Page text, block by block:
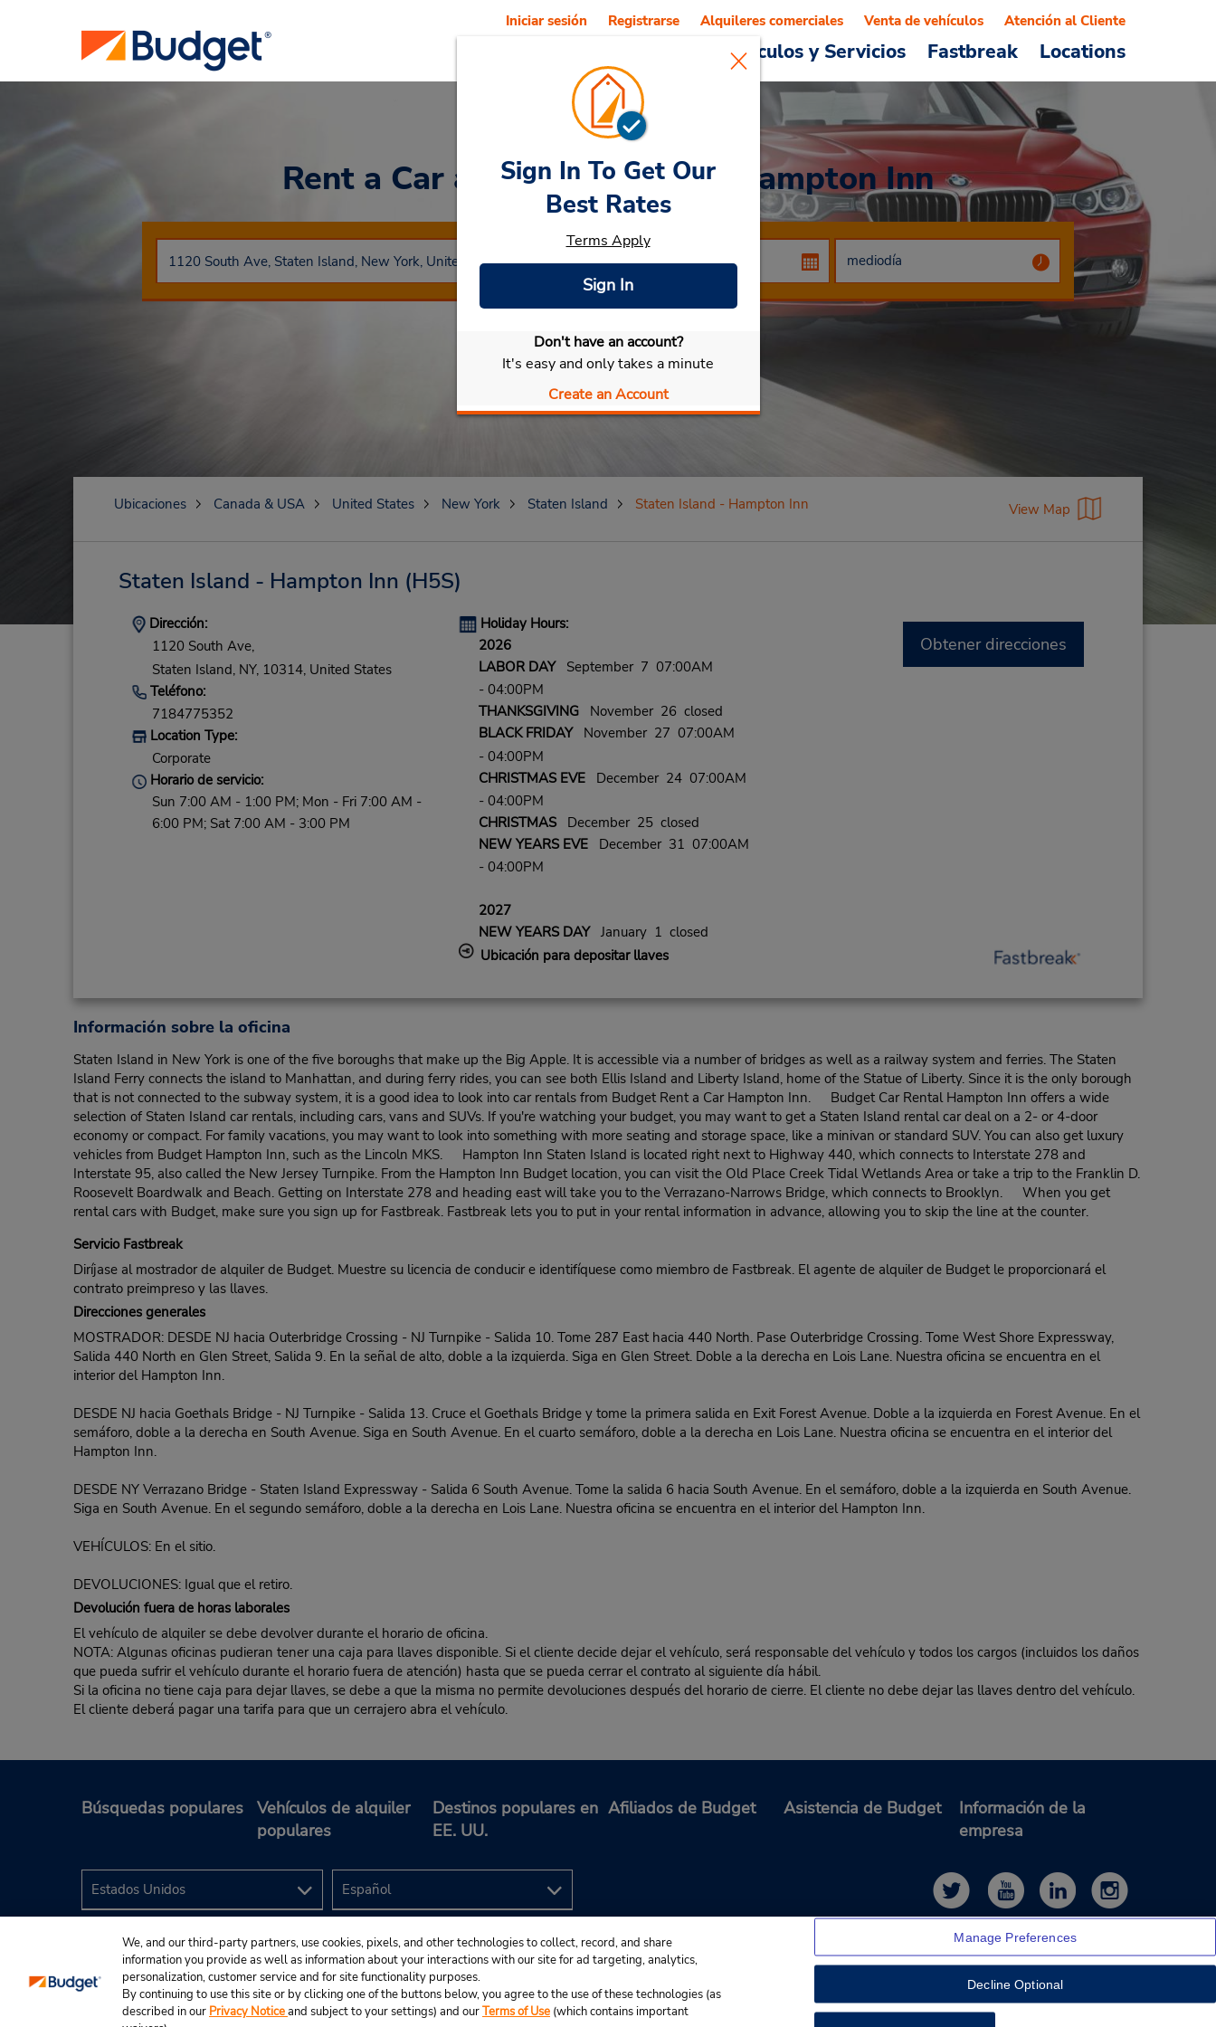
Vehículos y Servicios Fastbreak Locations
Iniciar sesión Registrarse Alquileres comerciales Venta de vehículos Atención al Cliente
Rent a Car at Staten Island - Hampton Inn
Seleccionar mi vehículo
Sign In To Get Our
Best Rates
Terms Apply
Sign In
Don't have an account?
It's easy and only takes a minute
Create an Account
Ubicaciones Canada & USA United States New York Staten Island Staten Island - Hampton Inn View Map
Staten Island - Hampton Inn (H5S)
Dirección:
1120 South Ave,
Staten Island, NY, 10314, United States
Teléfono:
7184775352
Location Type:
Corporate
Horario de servicio:
Sun 7:00 AM - 1:00 PM; Mon - Fri 7:00 AM -
6:00 PM; Sat 7:00 AM - 3:00 PM
Holiday Hours:
2026
LABOR DAYSeptember 7 07:00AM
- 04:00PM
THANKSGIVINGNovember 26 closed
BLACK FRIDAYNovember 27 07:00AM
- 04:00PM
CHRISTMAS EVEDecember 24 07:00AM
- 04:00PM
CHRISTMASDecember 25 closed
NEW YEARS EVEDecember 31 07:00AM
- 04:00PM
2027
NEW YEARS DAYJanuary 1 closed
Ubicación para depositar llaves
Obtener direcciones
Información sobre la oficina
Staten Island in New York is one of the five boroughs that make up the Big Apple. It is accessible via a number of bridges as well as a railway system and ferries. The Staten
Island Ferry connects the island to Manhattan, and during ferry rides, you can see both Ellis Island and Liberty Island, home of the Statue of Liberty. Since it is the only borough
that is not connected to the subway system, it is a good idea to look into car rentals from Budget Rent a Car Hampton Inn. Budget Car Rental Hampton Inn offers a wide
selection of Staten Island car rentals, including cars, vans and SUVs. If you're watching your budget, you may want to get a Staten Island rental car deal on a 2- or 4-door
economy or compact. For family vacations, you may want to look into something with more seating and storage space, like a minivan or standard SUV. You can also get luxury
vehicles from Budget Hampton Inn, such as the Lincoln MKS. Hampton Inn Staten Island is located right next to Highway 440, which connects to Interstate 278 and
Interstate 95, also called the New Jersey Turnpike. From the Hampton Inn Budget location, you can visit the Old Place Creek Tidal Wetlands Area or take a trip to the Franklin D.
Roosevelt Boardwalk and Beach. Getting on Interstate 278 and heading east will take you to the Verrazano-Narrows Bridge, which connects to Brooklyn. When you get
rental cars with Budget, make sure you sign up for Fastbreak. Fastbreak lets you to put in your rental information in advance, allowing you to skip the line at the counter.
Servicio Fastbreak
Diríjase al mostrador de alquiler de Budget. Muestre su licencia de conducir e identifíquese como miembro de Fastbreak. El agente de alquiler de Budget le proporcionará el
contrato preimpreso y las llaves.
Direcciones generales
MOSTRADOR: DESDE NJ hacia Outerbridge Crossing - NJ Turnpike - Salida 10. Tome 287 East hacia 440 North. Pase Outerbridge Crossing. Tome West Shore Expressway,
Salida 440 North en Glen Street, Salida 9. En la señal de alto, doble a la izquierda. Siga en Glen Street. Doble a la derecha en Lois Lane. Nuestra oficina se encuentra en el
interior del Hampton Inn.
DESDE NJ hacia Goethals Bridge - NJ Turnpike - Salida 13. Cruce el Goethals Bridge y tome la primera salida en Exit Forest Avenue. Doble a la izquierda en Forest Avenue. En el
semáforo, doble a la derecha en South Avenue. Siga en South Avenue. En el cuarto semáforo, doble a la derecha en Lois Lane. Nuestra oficina se encuentra en el interior del
Hampton Inn.
DESDE NY Verrazano Bridge - Staten Island Expressway - Salida 6 South Avenue. Tome la salida 6 hacia South Avenue. En el semáforo, doble a la izquierda en South Avenue.
Siga en South Avenue. En el segundo semáforo, doble a la derecha en Lois Lane. Nuestra oficina se encuentra en el interior del Hampton Inn.
VEHÍCULOS: En el sitio.
DEVOLUCIONES: Igual que el retiro.
Devolución fuera de horas laborales
El vehículo de alquiler se debe devolver durante el horario de oficina.
NOTA: Algunas oficinas pudieran tener una caja para llaves disponible. Si el cliente decide dejar el vehículo, será responsable del vehículo y todos los cargos (incluidos los daños
que pueda sufrir el vehículo durante el horario fuera de atención) hasta que se pueda cerrar el contrato al siguiente día hábil.
Si la oficina no tiene caja para dejar llaves, se debe a que la misma no permite devoluciones después del horario de cierre. El cliente no debe dejar las llaves dentro del vehículo.
El cliente deberá pagar una tarifa para que un cerrajero abra el vehículo.
Búsquedas populares
Vehículos de alquiler
populares
Destinos populares en
EE. UU.
Afiliados de Budget Asistencia de Budget
Información de la
empresa
© 2024 Budget Rent A Car System, Inc.
We, and our third-party partners, use cookies, pixels, and other technologies to collect, record, and share
information you provide as well as information about your interactions with our site for ad targeting, analytics,
personalization, customer service and for site functionality purposes.
By continuing to use this site or by clicking one of the buttons below, you agree to the use of these technologies (as
described in our Privacy Noticeand subject to your settings) and ourTerms of Use (which contains important
Manage Preferences
Decline Optional